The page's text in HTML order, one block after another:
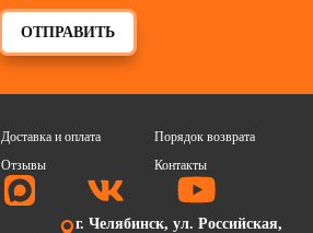
ОТПРАВИТЬ
Доставка и оплата
Порядок возврата
Отзывы
Контакты
г. Челябинск, ул. Российская,